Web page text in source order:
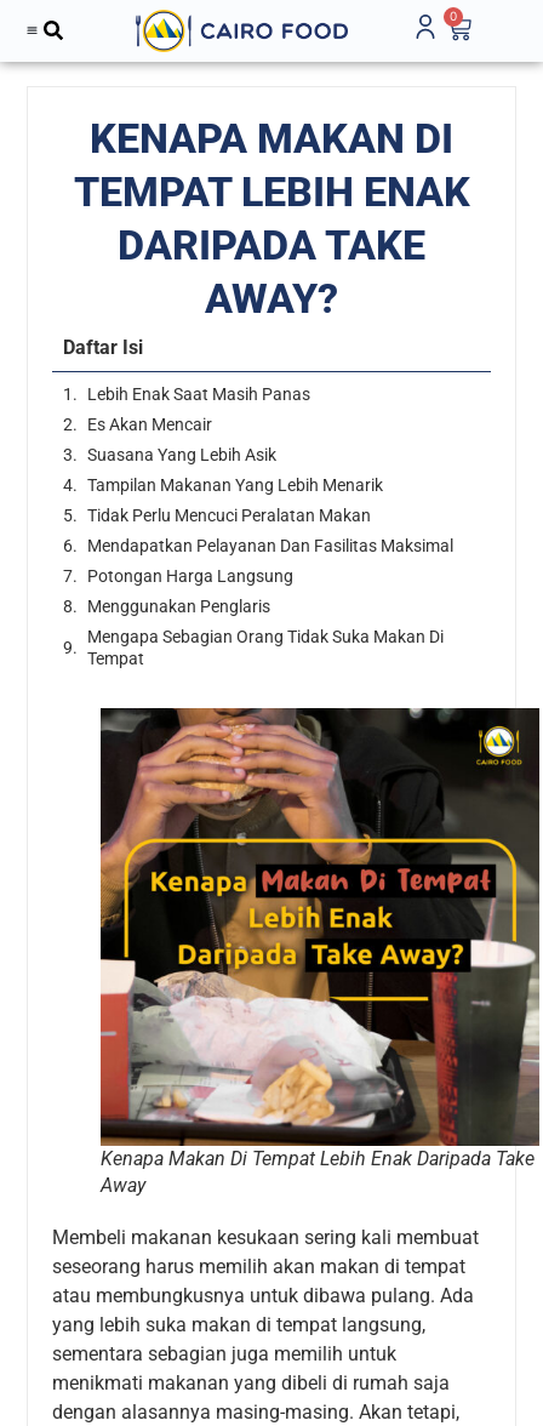
0
KENAPA MAKAN DI
TEMPAT LEBIH ENAK
DARIPADA TAKE
AWAY?
Daftar Isi
Lebih Enak Saat Masih Panas
Es Akan Mencair
Suasana Yang Lebih Asik
Tampilan Makanan Yang Lebih Menarik
Tidak Perlu Mencuci Peralatan Makan
Mendapatkan Pelayanan Dan Fasilitas Maksimal
Potongan Harga Langsung
Menggunakan Penglaris
Mengapa Sebagian Orang Tidak Suka Makan Di
Tempat
Kenapa Makan Di Tempat Lebih Enak Daripada Take
Away
Membeli makanan kesukaan sering kali membuat
seseorang harus memilih akan makan di tempat
atau membungkusnya untuk dibawa pulang. Ada
yang lebih suka makan di tempat langsung,
sementara sebagian juga memilih untuk
menikmati makanan yang dibeli di rumah saja
dengan alasannya masing-masing. Akan tetapi,